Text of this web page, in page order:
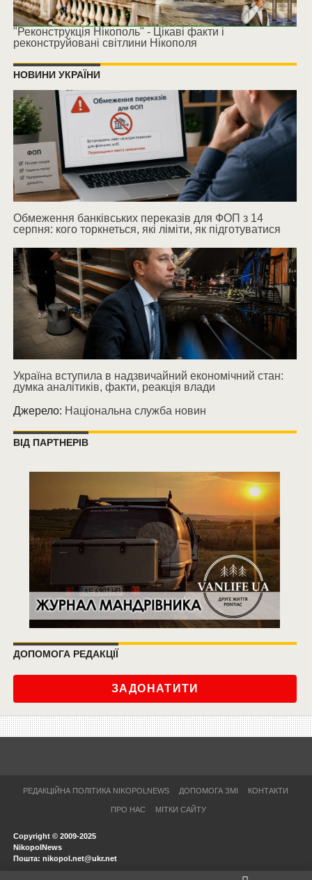
"Реконструкція Нікополь" - Цікаві факти і
реконструйовані світлини Нікополя
НОВИНИ УКРАЇНИ
Обмеження банківських переказів для ФОП з 14
серпня: кого торкнеться, які ліміти, як підготуватися
Україна вступила в надзвичайний економічний стан:
думка аналітиків, факти, реакція влади
Джерело: Національна служба новин
ВІД ПАРТНЕРІВ
ДОПОМОГА РЕДАКЦІЇ
ЗАДОНАТИТИ
РЕДАКЦІЙНА ПОЛІТИКА NIKOPOLNEWS ДОПОМОГА ЗМІ КОНТАКТИ
ПРО НАС МІТКИ САЙТУ
Copyright © 2009-2025
NikopolNews
Пошта: nikopol.net@ukr.net